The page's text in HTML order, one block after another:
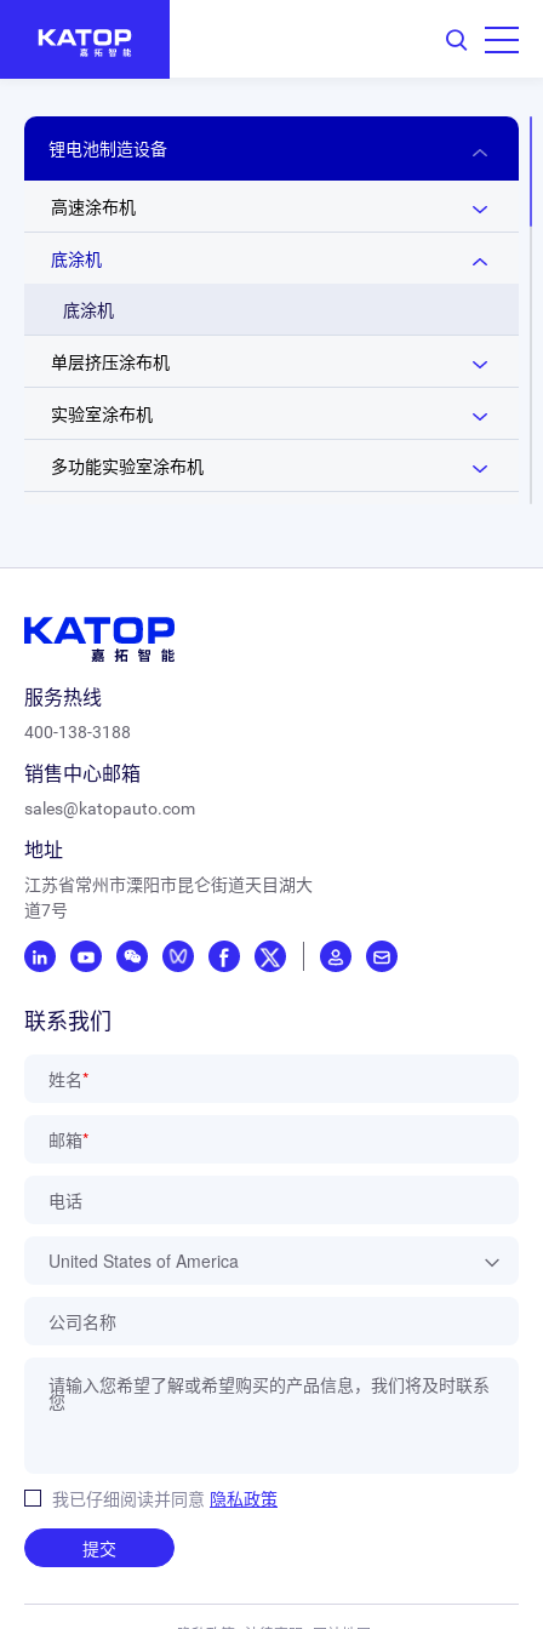
锂电池制造设备
高速涂布机
底涂机
底涂机
单层挤压涂布机
实验室涂布机
多功能实验室涂布机
辊分一体机
极片分切机
五金模切机
叠片机
CE切叠一体机
氦检机
包膜机
化成/分容设备
分选打包机
开卷干燥机
锂电池材料设备
其他新能源设备
客户体验中心
服务热线
400-138-3188
销售中心邮箱
sales@katopauto.com
地址
江苏省常州市溧阳市昆仑街道天目湖大
道7号
联系我们
姓名*
邮箱*
电话
公司名称
我已仔细阅读并同意 隐私政策
提交